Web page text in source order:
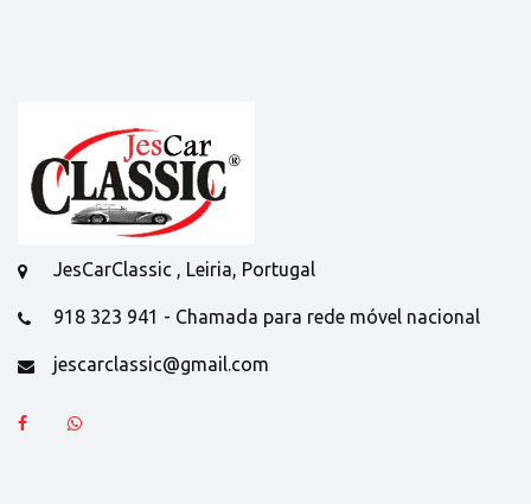
JesCarClassic , Leiria, Portugal
918 323 941 - Chamada para rede móvel nacional
jescarclassic@gmail.com